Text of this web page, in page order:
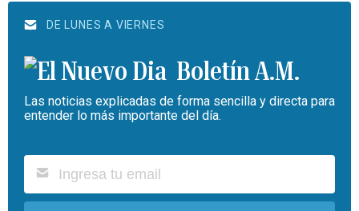
DE LUNES A VIERNES
Boletín A.M.
Las noticias explicadas de forma sencilla y directa para
entender lo más importante del día.